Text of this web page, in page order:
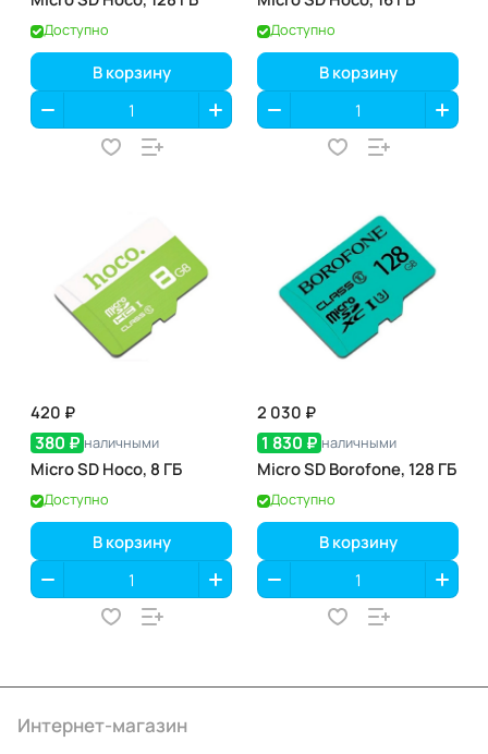
Доступно
В корзину
Доступно
В корзину
420 ₽
380 ₽ наличными
Micro SD Hoco, 8 ГБ
Доступно
В корзину
2 030 ₽
1 830 ₽ наличными
Micro SD Borofone, 128 ГБ
Доступно
В корзину
Интернет-магазин